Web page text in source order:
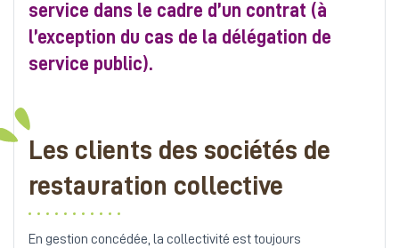
service dans le cadre d’un contrat (à
l’exception du cas de la délégation de
service public).
Les clients des sociétés de
restauration collective
En gestion concédée, la collectivité est toujours